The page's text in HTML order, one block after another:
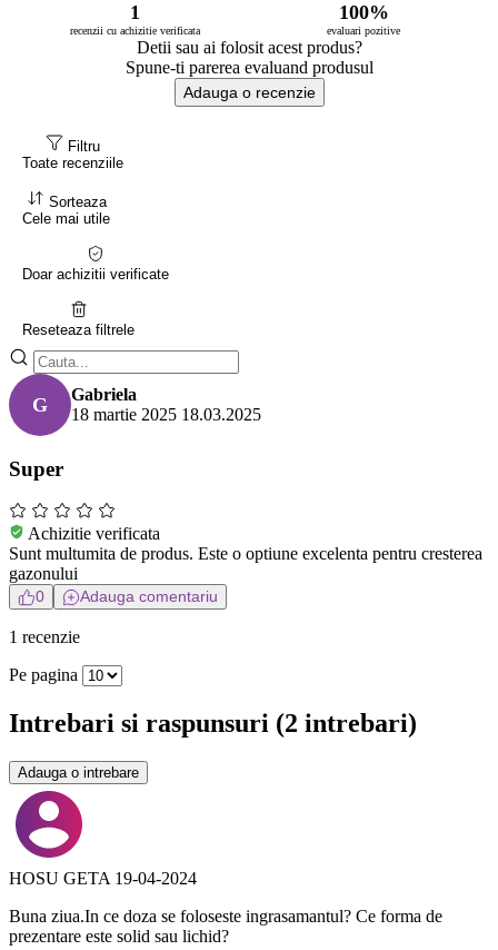
1
recenzii cu achizitie verificata
100%
evaluari pozitive
Detii sau ai folosit acest produs?
Spune-ti parerea evaluand produsul
Adauga o recenzie
Filtru
Toate recenziile
Sorteaza
Cele mai utile
Doar achizitii verificate
Reseteaza filtrele
G
Gabriela
18 martie 2025 18.03.2025
Super
Achizitie verificata
Sunt multumita de produs. Este o optiune excelenta pentru cresterea
gazonului
0 Adauga comentariu
1 recenzie
Pe pagina
Intrebari si raspunsuri (2 intrebari)
Adauga o intrebare
HOSU GETA 19-04-2024
Buna ziua.In ce doza se foloseste ingrasamantul? Ce forma de
prezentare este solid sau lichid?